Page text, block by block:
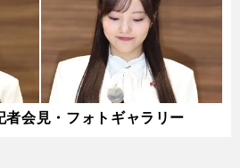
会見・フォトギャラリー